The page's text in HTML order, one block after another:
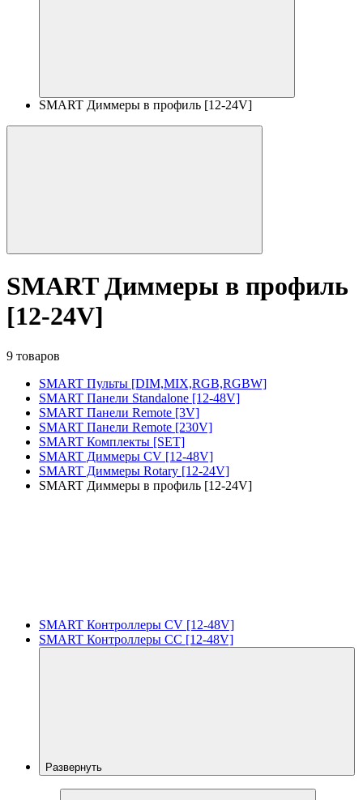
SMART Диммеры в профиль [12-24V]
SMART Диммеры в профиль
[12-24V]
9 товаров
SMART Пульты [DIM,MIX,RGB,RGBW]
SMART Панели Standalone [12-48V]
SMART Панели Remote [3V]
SMART Панели Remote [230V]
SMART Комплекты [SET]
SMART Диммеры CV [12-48V]
SMART Диммеры Rotary [12-24V]
SMART Диммеры в профиль [12-24V]
SMART Контроллеры CV [12-48V]
SMART Контроллеры CC [12-48V]
Развернуть